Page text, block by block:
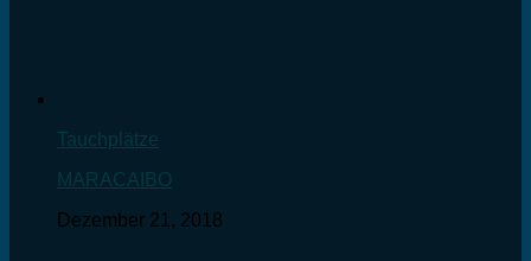
Tauchplätze
MARACAIBO
Dezember 21, 2018